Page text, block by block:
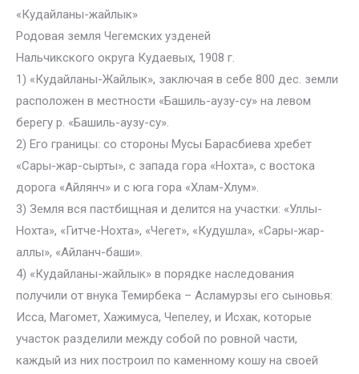
«Кудайланы-жайлык»
Родовая земля Чегемских узденей
Нальчикского округа Кудаевых, 1908 г.
1) «Кудайланы-Жайлык», заключая в себе 800 дес. земли
расположен в местности «Башиль-аузу-су» на левом
берегу р. «Башиль-аузу-су».
2) Его границы: со стороны Мусы Барасбиева хребет
«Сары-жар-сырты», с запада гора «Нохта», с востока
дорога «Айлянч» и с юга гора «Хлам-Хлум».
3) Земля вся пастбищная и делится на участки: «Уллы-
Нохта», «Гитче-Нохта», «Чегет», «Кудушла», «Сары-жар-
аллы», «Айланч-баши».
4) «Кудайланы-жайлык» в порядке наследования
получили от внука Темирбека – Асламурзы его сыновья:
Исса, Магомет, Хажимуса, Чепелеу, и Исхак, которые
участок разделили между собой по ровной части,
каждый из них построил по каменному кошу на своей